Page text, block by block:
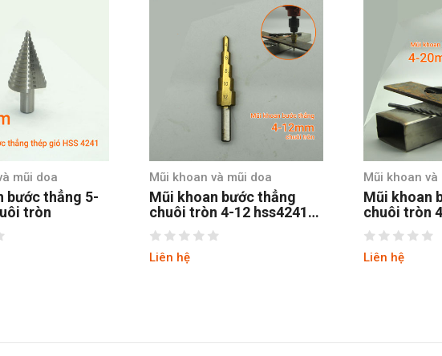
mũi doa
bước thẳng
12 hss4241
Mũi khoan và mũi doa
Mũi khoan bước thẳng
chuôi tròn 4-20 hss 4241
tin
Liên hệ
Mũi khoan và
Mũi khoan
12MM
coban chuôi
Liên hệ